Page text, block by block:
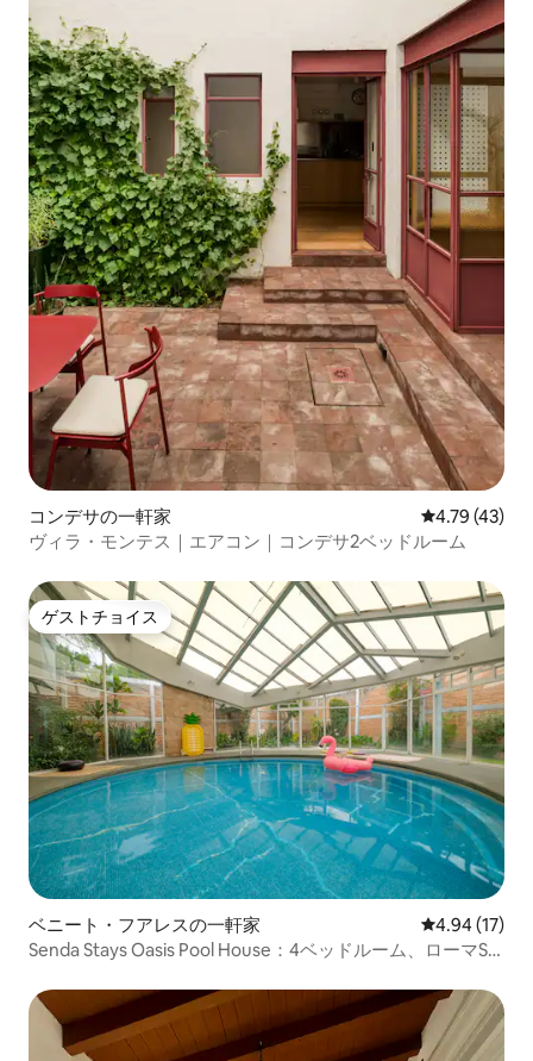
コンデサの一軒家 レビュー43
4.79 (43)
ヴィラ・モンテス｜エアコン｜コンデサ2ベッドルーム
ゲストチョイス
ゲストチョイス
ベニート・フアレスの一軒家 レビュー17
4.94 (17)
Senda Stays Oasis Pool House：4ベッドルーム、ローマS